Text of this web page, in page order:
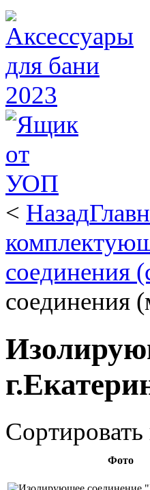
< Назад
соединения
соединения
Сортировать
Фото